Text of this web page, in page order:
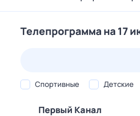
Телепрограмма на 17
Спортивные Детские
Первый Канал